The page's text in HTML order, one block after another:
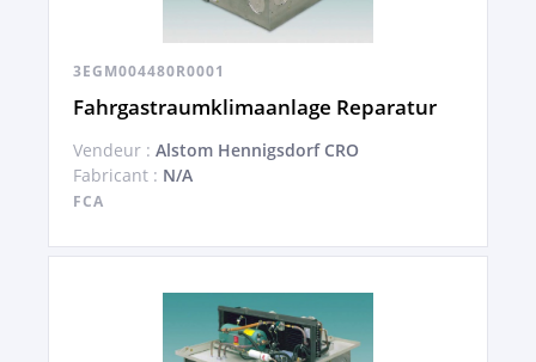
3EGM004480R0001
Fahrgastraumklimaanlage Reparatur
Vendeur : Alstom Hennigsdorf CRO
Fabricant : N/A
FCA